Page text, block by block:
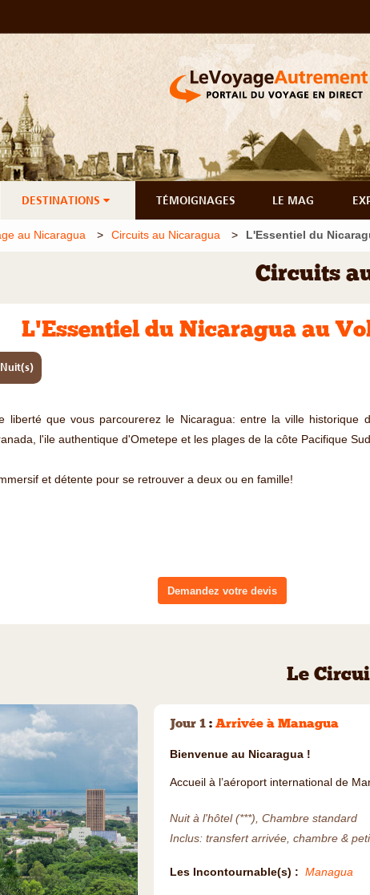
DESTINATIONS TÉMOIGNAGES LE MAG
au Nicaragua Circuits au Nicaragua L'Essentiel du
Circuits
L'Essentiel du Nicaragua au
liberté que vous parcourerez le Nicaragua: entre la ville historique
l'ile authentique d'Ometepe et les plages de la côte Pacifique
et détente pour se retrouver a deux ou en famille!
Demandez votre devis
Le
Jour 1: Arrivée à Managua
Bienvenue au Nicaragua !
Accueil à l’aéroport international de
Nuit à l'hôtel (***), Chambre standard
Inclus: transfert arrivée, chambre &
Les Incontournable(s) : Managua